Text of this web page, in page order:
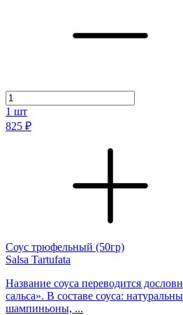
1 шт
825 ₽
Соус трюфельный (50гр)
Salsa Tartufata
Название соуса переводится
сальса». В составе соуса:
шампиньоны, ...